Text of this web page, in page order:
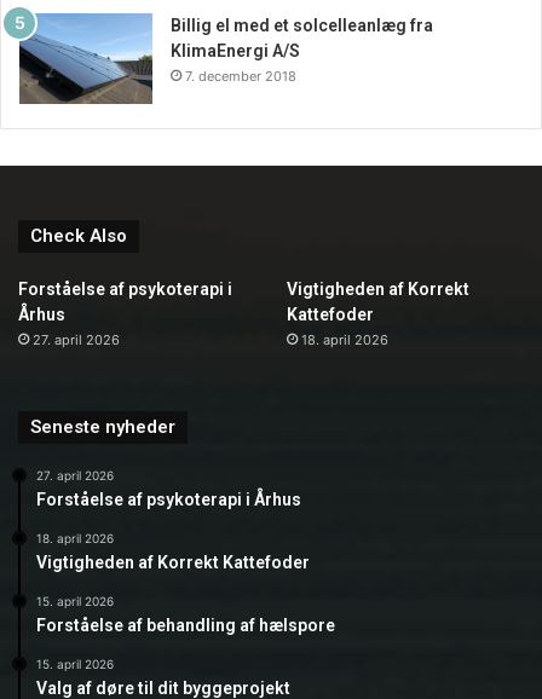
Billig el med et solcelleanlæg fra
KlimaEnergi A/S
7. december 2018
Check Also
Forståelse af psykoterapi i
Århus
27. april 2026
Vigtigheden af Korrekt
Kattefoder
18. april 2026
Seneste nyheder
27. april 2026
Forståelse af psykoterapi i Århus
18. april 2026
Vigtigheden af Korrekt Kattefoder
15. april 2026
Forståelse af behandling af hælspore
15. april 2026
Valg af døre til dit byggeprojekt